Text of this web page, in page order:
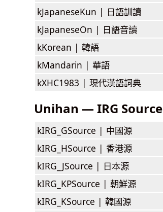
kJapaneseKun | 日語訓讀
kJapaneseOn | 日語音讀
kKorean | 韓語
kMandarin | 華語
kXHC1983 | 現代漢語詞典
Unihan — IRG Source
kIRG_GSource | 中國源
kIRG_HSource | 香港源
kIRG_JSource | 日本源
kIRG_KPSource | 朝鮮源
kIRG_KSource | 韓國源